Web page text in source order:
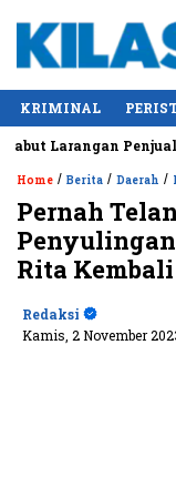
KRIMINAL
Penjualan
Home / Berita / Daerah /
Pernah
Rita
Redaksi
Kamis, 2 November